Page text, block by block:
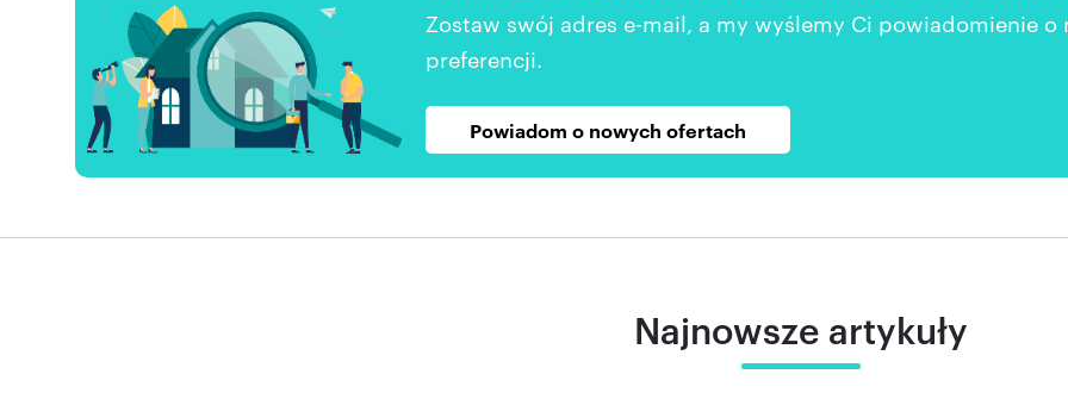
Zostaw swój adres e-mail, a my wyślemy Ci powiadomienie
preferencji.
Powiadom o nowych ofertach
Najnowsze artykuły